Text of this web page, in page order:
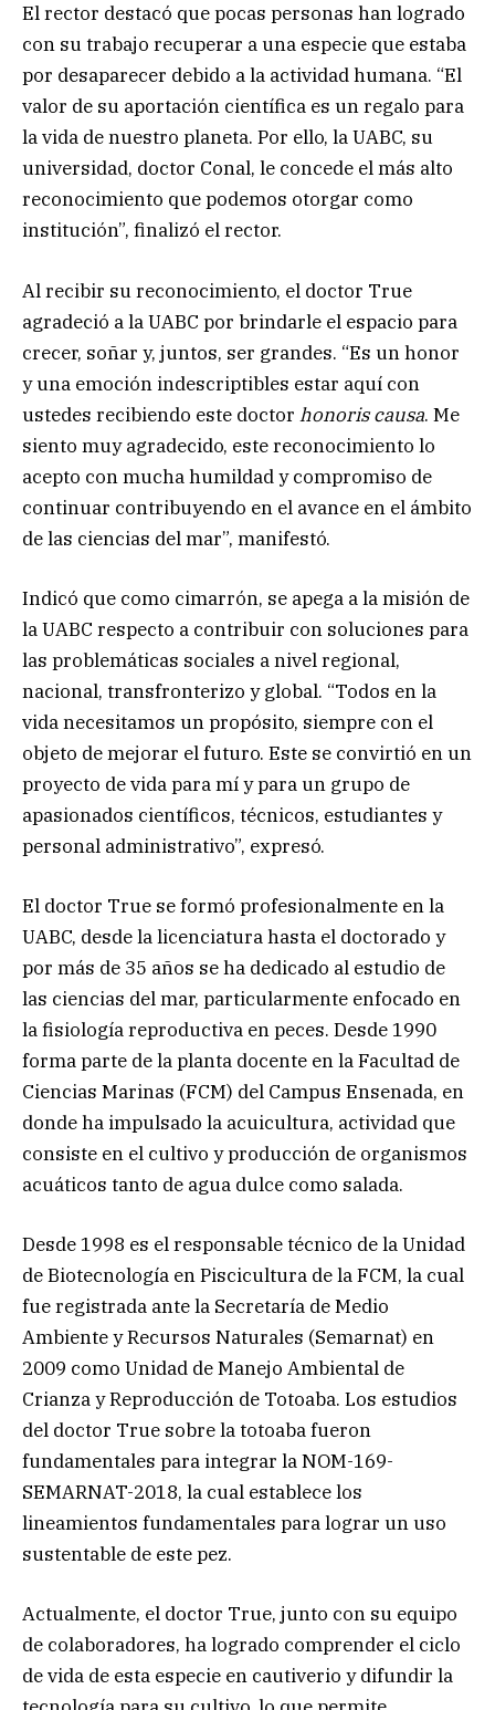
El rector destacó que pocas personas han logrado
con su trabajo recuperar a una especie que estaba
por desaparecer debido a la actividad humana. “El
valor de su aportación científica es un regalo para
la vida de nuestro planeta. Por ello, la UABC, su
universidad, doctor Conal, le concede el más alto
reconocimiento que podemos otorgar como
institución”, finalizó el rector.
Al recibir su reconocimiento, el doctor True
agradeció a la UABC por brindarle el espacio para
crecer, soñar y, juntos, ser grandes. “Es un honor
y una emoción indescriptibles estar aquí con
ustedes recibiendo este doctor honoris causa. Me
siento muy agradecido, este reconocimiento lo
acepto con mucha humildad y compromiso de
continuar contribuyendo en el avance en el ámbito
de las ciencias del mar”, manifestó.
Indicó que como cimarrón, se apega a la misión de
la UABC respecto a contribuir con soluciones para
las problemáticas sociales a nivel regional,
nacional, transfronterizo y global. “Todos en la
vida necesitamos un propósito, siempre con el
objeto de mejorar el futuro. Este se convirtió en un
proyecto de vida para mí y para un grupo de
apasionados científicos, técnicos, estudiantes y
personal administrativo”, expresó.
El doctor True se formó profesionalmente en la
UABC, desde la licenciatura hasta el doctorado y
por más de 35 años se ha dedicado al estudio de
las ciencias del mar, particularmente enfocado en
la fisiología reproductiva en peces. Desde 1990
forma parte de la planta docente en la Facultad de
Ciencias Marinas (FCM) del Campus Ensenada, en
donde ha impulsado la acuicultura, actividad que
consiste en el cultivo y producción de organismos
acuáticos tanto de agua dulce como salada.
Desde 1998 es el responsable técnico de la Unidad
de Biotecnología en Piscicultura de la FCM, la cual
fue registrada ante la Secretaría de Medio
Ambiente y Recursos Naturales (Semarnat) en
2009 como Unidad de Manejo Ambiental de
Crianza y Reproducción de Totoaba. Los estudios
del doctor True sobre la totoaba fueron
fundamentales para integrar la NOM-169-
SEMARNAT-2018, la cual establece los
lineamientos fundamentales para lograr un uso
sustentable de este pez.
Actualmente, el doctor True, junto con su equipo
de colaboradores, ha logrado comprender el ciclo
de vida de esta especie en cautiverio y difundir la